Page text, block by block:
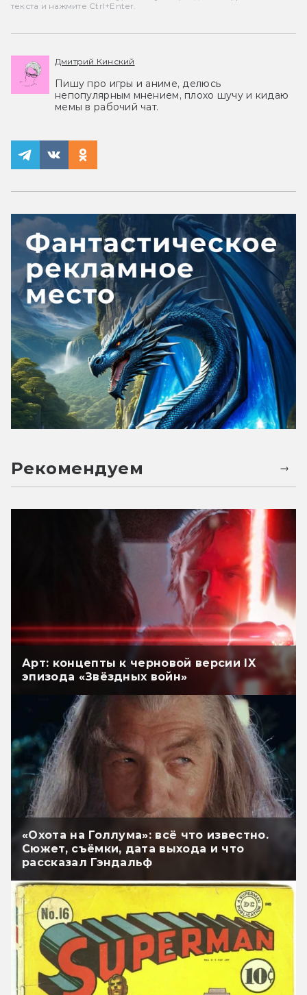
текста и нажмите Ctrl+Enter.
Дмитрий Кинский
Пишу про игры и аниме, делюсь
непопулярным мнением, плохо шучу и кидаю
мемы в рабочий чат.
Рекомендуем
Арт: концепты к черновой версии IX
эпизода «Звёздных войн»
«Охота на Голлума»: всё что известно.
Сюжет, съёмки, дата выхода и что
рассказал Гэндальф